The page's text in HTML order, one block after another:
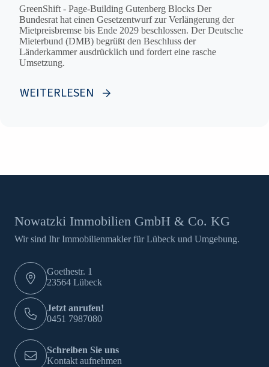
GreenShift - Page-Building Gutenberg Blocks Der
Bundesrat hat einen Gesetzentwurf zur Verlängerung der
Mietpreisbremse bis Ende 2029 beschlossen. Der Deutsche
Mieterbund (DMB) begrüßt den Beschluss der
Länderkammer ausdrücklich und fordert eine rasche
Umsetzung.
WEITERLESEN
Nowatzki Immobilien GmbH & Co. KG
Wir sind Ihr Immobilienmakler für Lübeck und Umgebung.
Goethestr. 1
23564 Lübeck
Jetzt anrufen!
0451 7987080
Schreiben Sie uns
Kontakt aufnehmen